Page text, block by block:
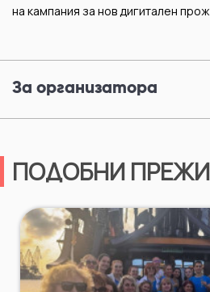
на кампания за нов дигитален
единственото, на което са
млади хора и историите, които те
За организатора
ПОДОБНИ